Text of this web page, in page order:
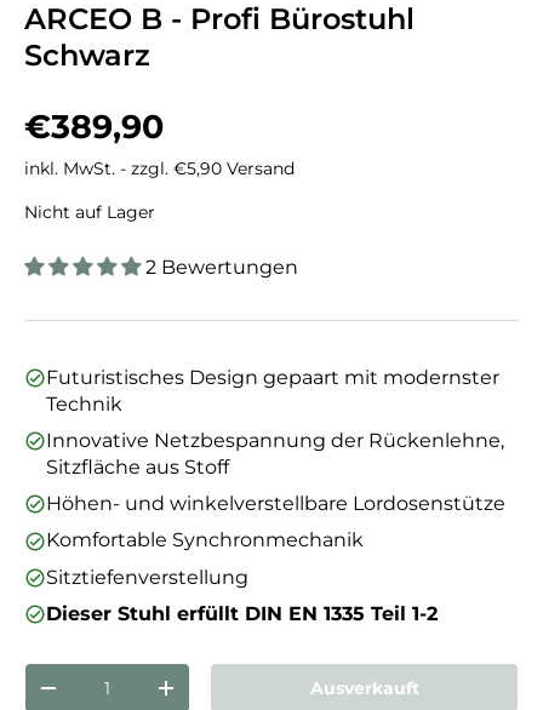
ARCEO B - Profi Bürostuhl
Schwarz
Normaler Preis
€389,90
inkl. MwSt. - zzgl. €5,90 Versand
Nicht auf Lager
2 Bewertungen
Futuristisches Design gepaart mit modernster
Technik
Innovative Netzbespannung der Rückenlehne,
Sitzfläche aus Stoff
Höhen- und winkelverstellbare Lordosenstütze
Komfortable Synchronmechanik
Sitztiefenverstellung
Dieser Stuhl erfüllt DIN EN 1335 Teil 1-2
Anzahl
Menge verringernMenge erhöhen Ausverkauft